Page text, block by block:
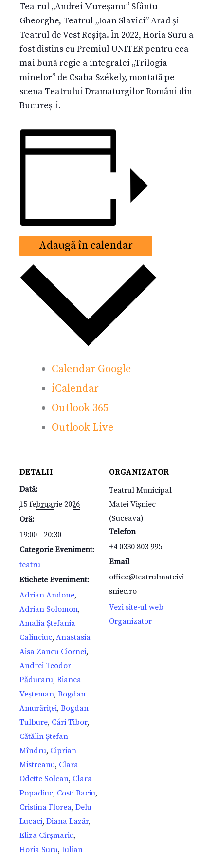
Teatrul „Andrei Mureșanu” Sfântu
Gheorghe, Teatrul „Ioan Slavici” Arad și
Teatrul de Vest Reșița. În 2022, Horia Suru a
fost distins cu Premiul UNITER pentru cea
mai bună regie a integralei „Trilogia
minelor” de Csaba Székely, montată pe
scena Teatrului Dramaturgilor Români din
București.
Adaugă în calendar
Calendar Google
iCalendar
Outlook 365
Outlook Live
DETALII
Dată:
15 februarie 2026
Oră:
19:00 - 20:30
Categorie Eveniment:
teatru
Etichete Eveniment:
Adrian Andone,
Adrian Solomon,
Amalia Ștefania
Calinciuc, Anastasia
Aisa Zancu Ciornei,
Andrei Teodor
Păduraru, Bianca
Veșteman, Bogdan
Amurăriței, Bogdan
Tulbure, Cári Tibor,
Cătălin Ștefan
Mîndru, Ciprian
Mistreanu, Clara
Odette Solcan, Clara
Popadiuc, Costi Baciu,
Cristina Florea, Delu
Lucaci, Diana Lazăr,
Eliza Cîrșmariu,
Horia Suru, Iulian
ORGANIZATOR
Teatrul Municipal
Matei Vișniec
(Suceava)
Telefon
+4 0330 803 995
Email
office@teatrulmateivi
sniec.ro
Vezi site-ul web
Organizator